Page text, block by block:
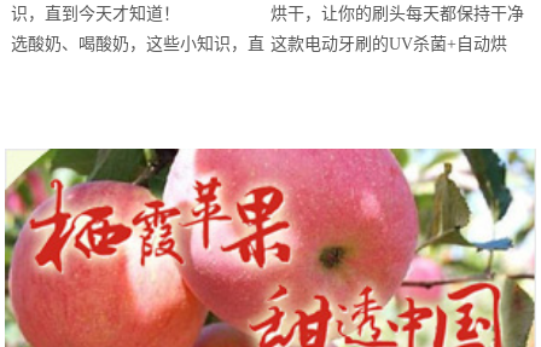
站欢乐开跑
选酸奶、喝酸奶，这些小知识，直 这款电动牙刷的UV杀菌+自动烘